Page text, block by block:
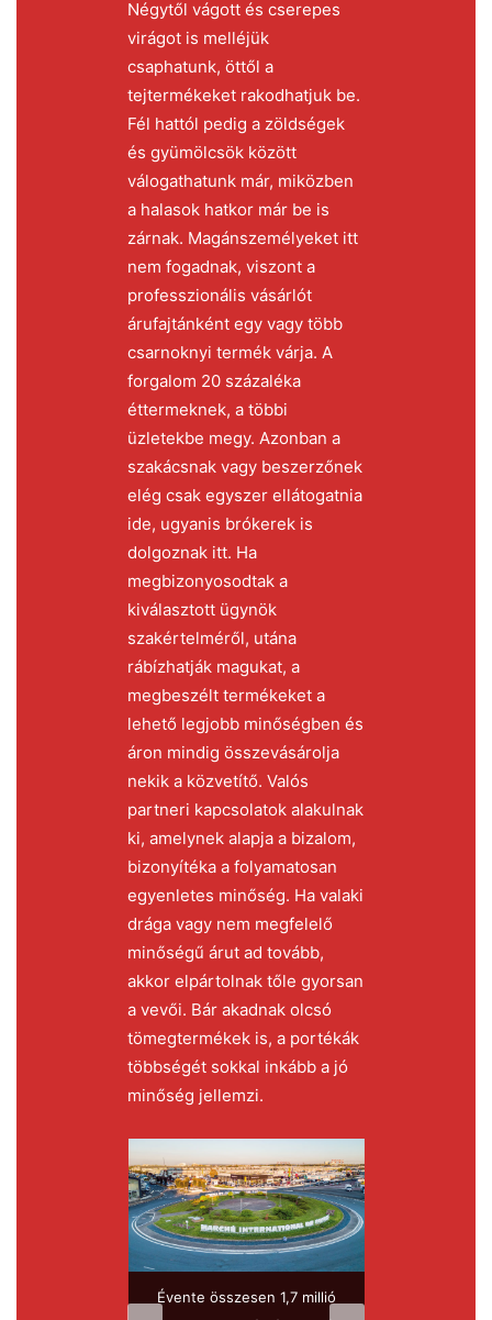
Négytől vágott és cserepes
virágot is melléjük
csaphatunk, öttől a
tejtermékeket rakodhatjuk be.
Fél hattól pedig a zöldségek
és gyümölcsök között
válogathatunk már, miközben
a halasok hatkor már be is
zárnak. Magánszemélyeket itt
nem fogadnak, viszont a
professzionális vásárlót
árufajtánként egy vagy több
csarnoknyi termék várja. A
forgalom 20 százaléka
éttermeknek, a többi
üzletekbe megy. Azonban a
szakácsnak vagy beszerzőnek
elég csak egyszer ellátogatnia
ide, ugyanis brókerek is
dolgoznak itt. Ha
megbizonyosodtak a
kiválasztott ügynök
szakértelméről, utána
rábízhatják magukat, a
megbeszélt termékeket a
lehető legjobb minőségben és
áron mindig összevásárolja
nekik a közvetítő. Valós
partneri kapcsolatok alakulnak
ki, amelynek alapja a bizalom,
bizonyítéka a folyamatosan
egyenletes minőség. Ha valaki
drága vagy nem megfelelő
minőségű árut ad tovább,
akkor elpártolnak tőle gyorsan
a vevői. Bár akadnak olcsó
tömegtermékek is, a portékák
többségét sokkal inkább a jó
minőség jellemzi.
Évente összesen 1,7 millió